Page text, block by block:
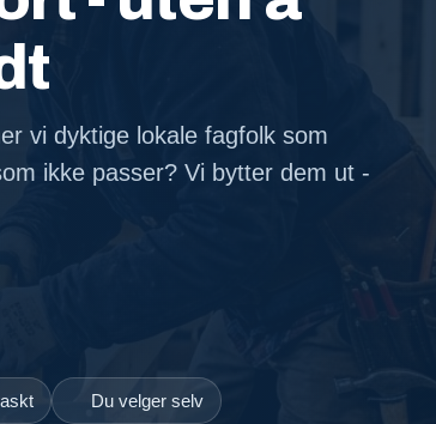
vi dyktige lokale fagfolk som
ikke passer? Vi bytter dem ut -
Du velger selv